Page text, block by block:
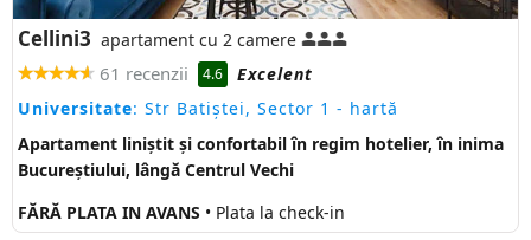
Cellini3 apartament cu 2 camere
61 recenzii 4.6
Excelent
Universitate: Str Batiștei, Sector 1 - hartă
Apartament liniștit și confortabil în regim hotelier, în inima
Bucureștiului, lângă Centrul Vechi
FĂRĂ PLATA IN AVANS • Plata la check-in